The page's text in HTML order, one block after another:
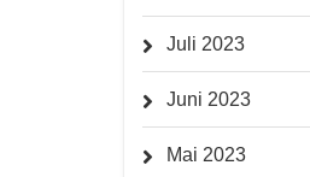
Juli 2023
Juni 2023
Mai 2023